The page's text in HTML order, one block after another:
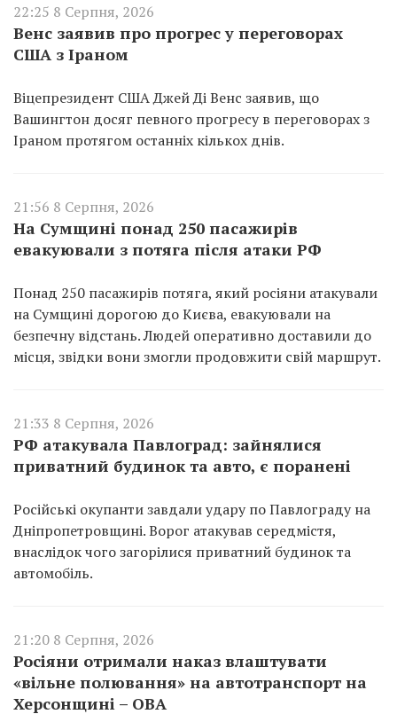
22:25 8 Серпня, 2026
Венс заявив про прогрес у переговорах
США з Іраном
Віцепрезидент США Джей Ді Венс заявив, що
Вашингтон досяг певного прогресу в переговорах з
Іраном протягом останніх кількох днів.
21:56 8 Серпня, 2026
На Сумщині понад 250 пасажирів
евакуювали з потяга після атаки РФ
Понад 250 пасажирів потяга, який росіяни атакували
на Сумщині дорогою до Києва, евакуювали на
безпечну відстань. Людей оперативно доставили до
місця, звідки вони змогли продовжити свій маршрут.
21:33 8 Серпня, 2026
РФ атакувала Павлоград: зайнялися
приватний будинок та авто, є поранені
Російські окупанти завдали удару по Павлограду на
Дніпропетровщині. Ворог атакував середмістя,
внаслідок чого загорілися приватний будинок та
автомобіль.
21:20 8 Серпня, 2026
Росіяни отримали наказ влаштувати
«вільне полювання» на автотранспорт на
Херсонщині – ОВА